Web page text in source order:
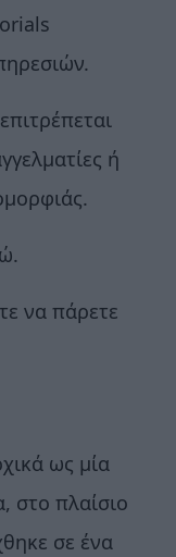
ή
να πάρετε
ως μία
στο πλαίσιο
σε ένα